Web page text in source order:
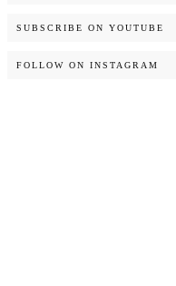
SUBSCRIBE ON YOUTUBE
FOLLOW ON INSTAGRAM